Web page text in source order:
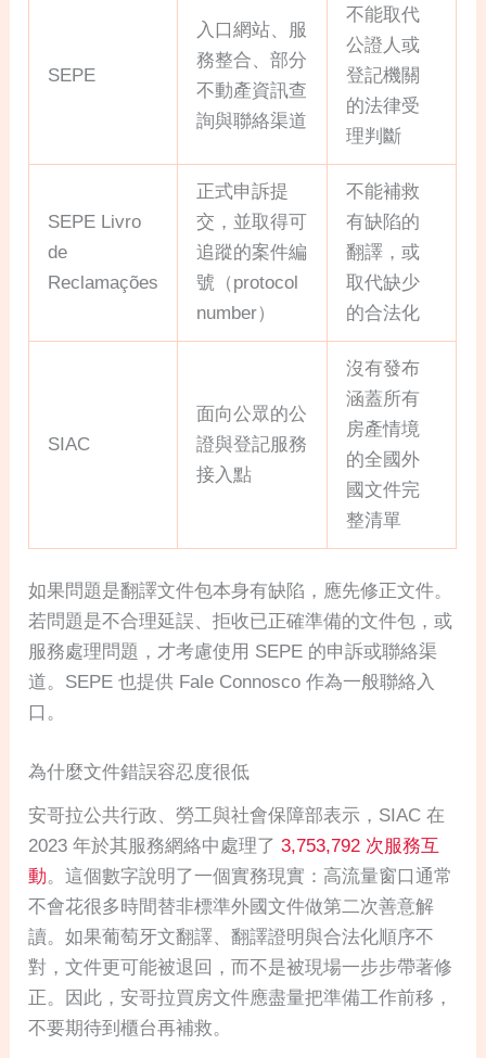
SEPE
入口網站、服
務整合、部分
不動產資訊查
詢與聯絡渠道
不能取代
公證人或
登記機關
的法律受
理判斷
SEPE Livro
de
Reclamações
正式申訴提
交，並取得可
追蹤的案件編
號（protocol
number）
不能補救
有缺陷的
翻譯，或
取代缺少
的合法化
SIAC
面向公眾的公
證與登記服務
接入點
沒有發布
涵蓋所有
房產情境
的全國外
國文件完
整清單
如果問題是翻譯文件包本身有缺陷，應先修正文件。
若問題是不合理延誤、拒收已正確準備的文件包，或
服務處理問題，才考慮使用 SEPE 的申訴或聯絡渠
道。SEPE 也提供 Fale Connosco 作為一般聯絡入
口。
為什麼文件錯誤容忍度很低
安哥拉公共行政、勞工與社會保障部表示，SIAC 在
2023 年於其服務網絡中處理了3,753,792 次服務互
動。這個數字說明了一個實務現實：高流量窗口通常
不會花很多時間替非標準外國文件做第二次善意解
讀。如果葡萄牙文翻譯、翻譯證明與合法化順序不
對，文件更可能被退回，而不是被現場一步步帶著修
正。因此，安哥拉買房文件應盡量把準備工作前移，
不要期待到櫃台再補救。